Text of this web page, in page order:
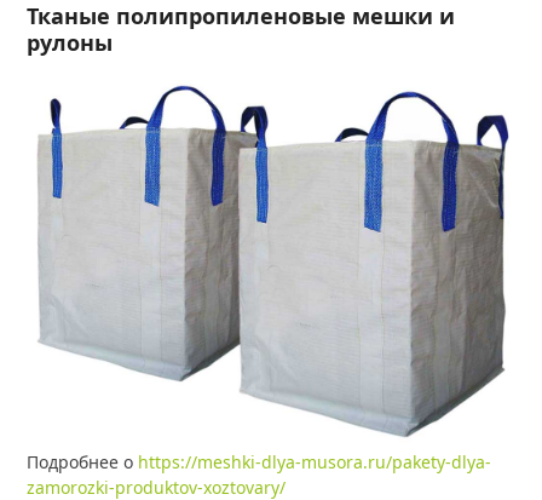
Тканые полипропиленовые мешки и
рулоны
Подробнее о https://meshki-dlya-musora.ru/pakety-dlya-
zamorozki-produktov-xoztovary/